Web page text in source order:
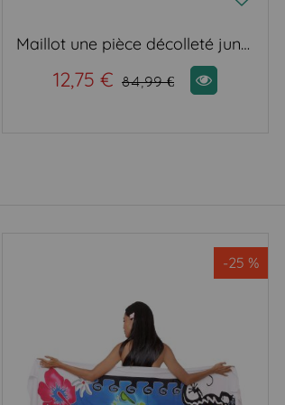
Maillot une pièce décolleté jungle
12,75 € 84,99 €
-25 %